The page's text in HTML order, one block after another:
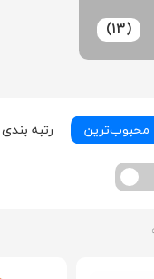
(13)
محبوب‌ترین رتبه بندی